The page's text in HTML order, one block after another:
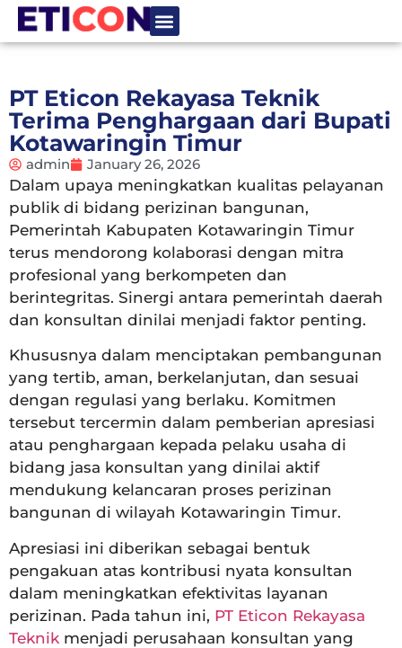
PT Eticon Rekayasa Teknik
Terima Penghargaan dari Bupati
Kotawaringin Timur
admin January 26, 2026
Dalam upaya meningkatkan kualitas pelayanan
publik di bidang perizinan bangunan,
Pemerintah Kabupaten Kotawaringin Timur
terus mendorong kolaborasi dengan mitra
profesional yang berkompeten dan
berintegritas. Sinergi antara pemerintah daerah
dan konsultan dinilai menjadi faktor penting.
Khususnya dalam menciptakan pembangunan
yang tertib, aman, berkelanjutan, dan sesuai
dengan regulasi yang berlaku. Komitmen
tersebut tercermin dalam pemberian apresiasi
atau penghargaan kepada pelaku usaha di
bidang jasa konsultan yang dinilai aktif
mendukung kelancaran proses perizinan
bangunan di wilayah Kotawaringin Timur.
Apresiasi ini diberikan sebagai bentuk
pengakuan atas kontribusi nyata konsultan
dalam meningkatkan efektivitas layanan
perizinan. Pada tahun ini, PT Eticon Rekayasa
Teknik menjadi perusahaan konsultan yang